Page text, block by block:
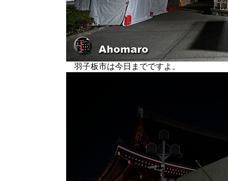
羽子板市は今日までですよ。